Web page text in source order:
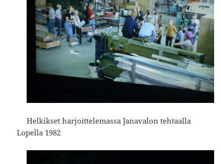
Helkikset harjoittelemassa Janavalon tehtaalla
Lopella 1982